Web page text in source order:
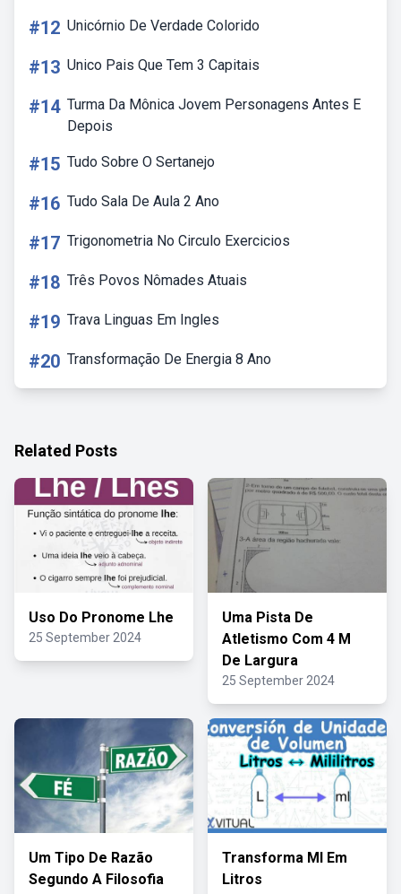
#12 Unicórnio De Verdade Colorido
#13 Unico Pais Que Tem 3 Capitais
#14 Turma Da Mônica Jovem Personagens Antes E
Depois
#15 Tudo Sobre O Sertanejo
#16 Tudo Sala De Aula 2 Ano
#17 Trigonometria No Circulo Exercicios
#18 Três Povos Nômades Atuais
#19 Trava Linguas Em Ingles
#20 Transformação De Energia 8 Ano
Related Posts
Uso Do Pronome Lhe
25 September 2024
Uma Pista De
Atletismo Com 4 M
De Largura
25 September 2024
Um Tipo De Razão
Segundo A Filosofia
Transforma Ml Em
Litros